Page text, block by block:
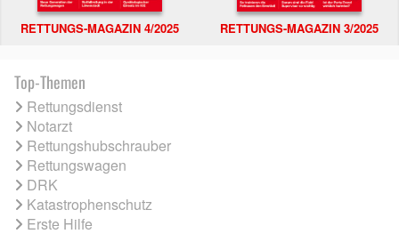
RETTUNGS-MAGAZIN 4/2025 RETTUNGS-MAGAZIN 3/2025
Top-Themen
Rettungsdienst
Notarzt
Rettungshubschrauber
Rettungswagen
DRK
Katastrophenschutz
Erste Hilfe